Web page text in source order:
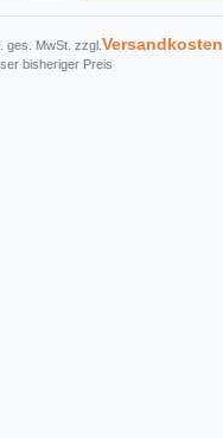
ges. MwSt. zzgl. Versandkosten
bisheriger Preis